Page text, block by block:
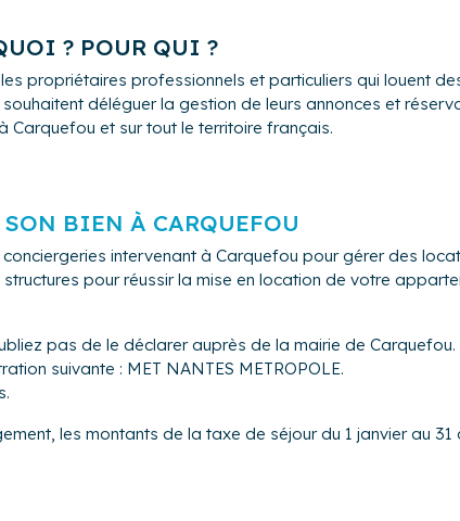
? POUR QUI ?
propriétaires professionnels et particuliers qui louent
déléguer la gestion de leurs annonces et
Carquefou et sur tout le territoire français.
SON BIEN À CARQUEFOU
intervenant à Carquefou pour gérer des
pour réussir la mise en location de votre
pas de le déclarer auprès de la mairie de
suivante : MET NANTES METROPOLE.
les montants de la taxe de séjour du 1 janvier au 31